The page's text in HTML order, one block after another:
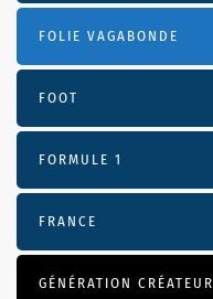
FOLIE VAGABONDE
FOOT
FORMULE 1
FRANCE
GÉNÉRATION CRÉATEUR